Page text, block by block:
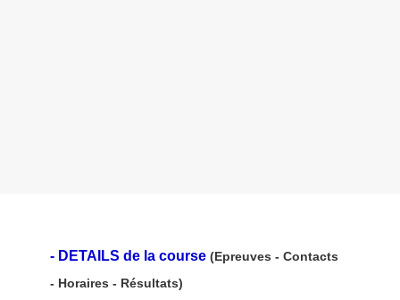
- DETAILS de la course (Epreuves - Contacts
- Horaires - Résultats)